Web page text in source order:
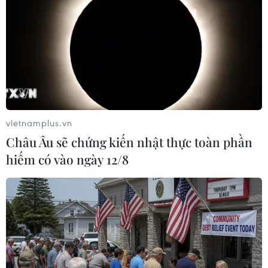
tại miền sông nước Cửu Long
Cộng đồng người Việt tại Israel đón Xuân Quê
hương Giáp Thìn
Lượng khách vẫn cao, ngành đường sắt chạy
thêm tàu Thống Nhất, Hải Phòng
TIN LIÊN QUAN
vietnamplus.vn
Châu Âu sẽ chứng kiến nhật thực toàn phần
hiếm có vào ngày 12/8